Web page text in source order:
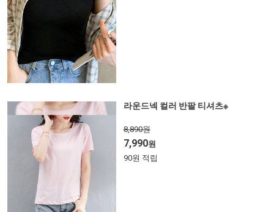
라운드넥 컬러 반팔 티셔츠※
8,890원
7,990원
90원 적립